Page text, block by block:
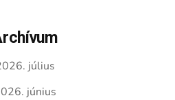
július
június